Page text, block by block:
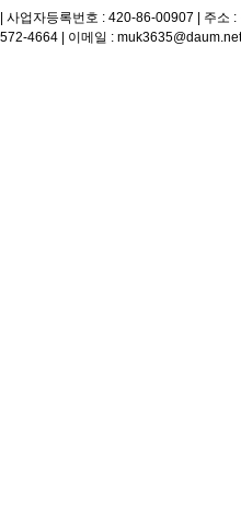
사업자등록번호 : 420-86-00907 | 주소
4664 | 이메일 : muk3635@daum.net